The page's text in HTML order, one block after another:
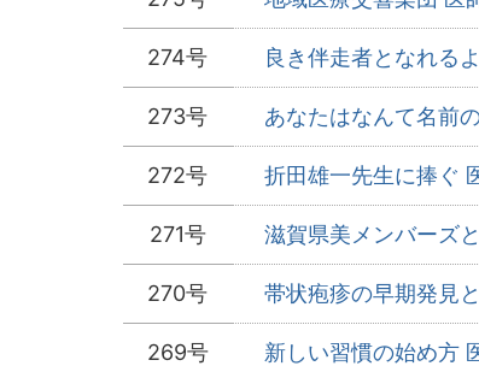
274号 良き伴走者となれる
273号 あなたはなんて名前
272号 折田雄一先生に捧ぐ
271号 滋賀県美メンバーズ
270号 帯状疱疹の早期発見
269号
新しい習慣の始め方